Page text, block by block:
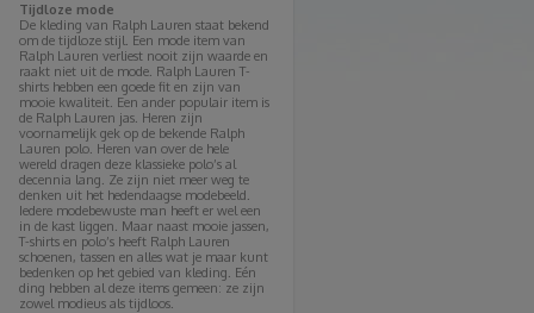
Tijdloze mode
De kleding van Ralph Lauren staat bekend
om de tijdloze stijl. Een mode item van
Ralph Lauren verliest nooit zijn waarde en
raakt niet uit de mode. Ralph Lauren T-
shirts hebben een goede fit en zijn van
mooie kwaliteit. Een ander populair item is
de Ralph Lauren jas. Heren zijn
voornamelijk gek op de bekende Ralph
Lauren polo. Heren van over de hele
wereld dragen deze klassieke polo’s al
decennia lang. Ze zijn niet meer weg te
denken uit het hedendaagse modebeeld.
Iedere modebewuste man heeft er wel een
in de kast liggen. Maar naast mooie jassen,
T-shirts en polo’s heeft Ralph Lauren
schoenen, tassen en alles wat je maar kunt
bedenken op het gebied van kleding. Eén
ding hebben al deze items gemeen: ze zijn
zowel modieus als tijdloos.